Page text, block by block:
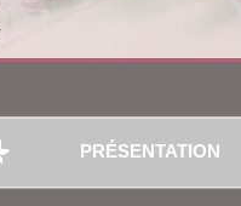
PRÉSENTATION